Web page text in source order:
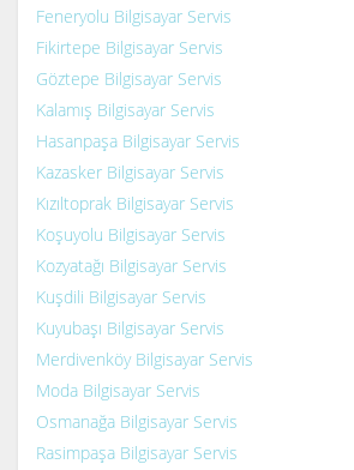
Feneryolu Bilgisayar Servis
Fikirtepe Bilgisayar Servis
Göztepe Bilgisayar Servis
Kalamış Bilgisayar Servis
Hasanpaşa Bilgisayar Servis
Kazasker Bilgisayar Servis
Kızıltoprak Bilgisayar Servis
Koşuyolu Bilgisayar Servis
Kozyatağı Bilgisayar Servis
Kuşdili Bilgisayar Servis
Kuyubaşı Bilgisayar Servis
Merdivenköy Bilgisayar Servis
Moda Bilgisayar Servis
Osmanağa Bilgisayar Servis
Rasimpaşa Bilgisayar Servis